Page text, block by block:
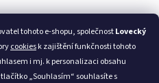
tohoto e-shopu, společnostLovecký
cookiesk zajištění funkčnosti tohoto
i mj. k personalizaci obsahu
„Souhlasím“ souhlasíte s